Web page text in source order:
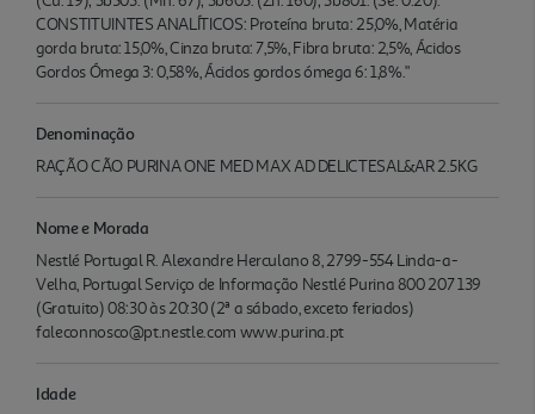
CONSTITUINTES ANALÍTICOS: Proteína bruta: 25,0%, Matéria
gorda bruta: 15,0%, Cinza bruta: 7,5%, Fibra bruta: 2,5%, Ácidos
Gordos Ómega 3: 0,58%, Ácidos gordos ómega 6: 1,8%."
Denominação
RAÇÃO CÃO PURINA ONE MED MAX AD DELICTESAL&AR 2.5KG
Nome e Morada
Nestlé Portugal R. Alexandre Herculano 8, 2799-554 Linda-a-
Velha, Portugal Serviço de Informação Nestlé Purina 800 207 139
(Gratuito) 08:30 às 20:30 (2ª a sábado, exceto feriados)
faleconnosco@pt.nestle.com www.purina.pt
Idade